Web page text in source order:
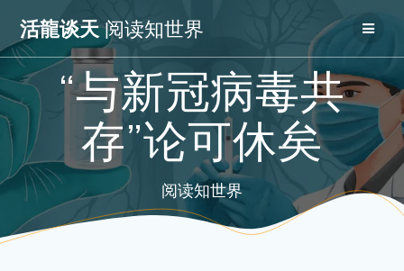
to
活龍谈天阅读知世界
“与新冠病毒共
存”论可休矣
阅读知世界